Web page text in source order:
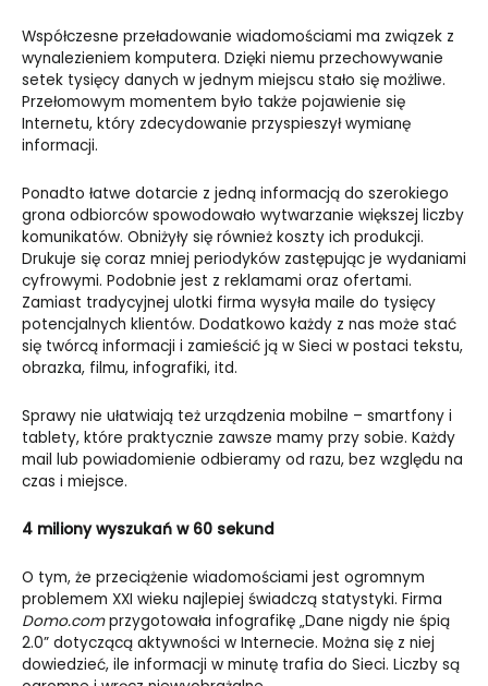
Współczesne przeładowanie wiadomościami ma związek z
wynalezieniem komputera. Dzięki niemu przechowywanie
setek tysięcy danych w jednym miejscu stało się możliwe.
Przełomowym momentem było także pojawienie się
Internetu, który zdecydowanie przyspieszył wymianę
informacji.
Ponadto łatwe dotarcie z jedną informacją do szerokiego
grona odbiorców spowodowało wytwarzanie większej liczby
komunikatów. Obniżyły się również koszty ich produkcji.
Drukuje się coraz mniej periodyków zastępując je wydaniami
cyfrowymi. Podobnie jest z reklamami oraz ofertami.
Zamiast tradycyjnej ulotki firma wysyła maile do tysięcy
potencjalnych klientów. Dodatkowo każdy z nas może stać
się twórcą informacji i zamieścić ją w Sieci w postaci tekstu,
obrazka, filmu, infografiki, itd.
Sprawy nie ułatwiają też urządzenia mobilne – smartfony i
tablety, które praktycznie zawsze mamy przy sobie. Każdy
mail lub powiadomienie odbieramy od razu, bez względu na
czas i miejsce.
4 miliony wyszukań w 60 sekund
O tym, że przeciążenie wiadomościami jest ogromnym
problemem XXI wieku najlepiej świadczą statystyki. Firma
Domo.comprzygotowała infografikę „Dane nigdy nie śpią
2.0” dotyczącą aktywności w Internecie. Można się z niej
dowiedzieć, ile informacji w minutę trafia do Sieci. Liczby są